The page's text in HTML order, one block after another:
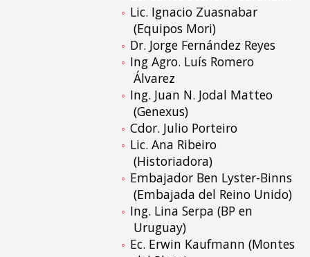
Lic. Ignacio Zuasnabar
(Equipos Mori)
Dr. Jorge Fernández Reyes
Ing Agro. Luís Romero
Álvarez
Ing. Juan N. Jodal Matteo
(Genexus)
Cdor. Julio Porteiro
Lic. Ana Ribeiro
(Historiadora)
Embajador Ben Lyster-Binns
(Embajada del Reino Unido)
Ing. Lina Serpa (BP en
Uruguay)
Ec. Erwin Kaufmann (Montes